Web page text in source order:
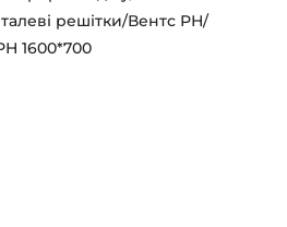
решітки/Вентс РН/
1600*700